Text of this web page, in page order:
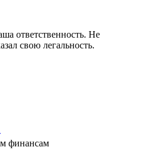
ответственность. Не
свою легальность.
финансам